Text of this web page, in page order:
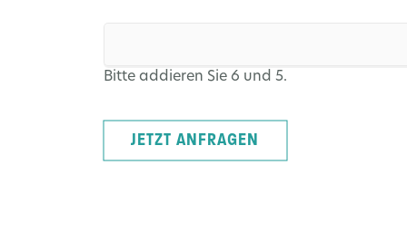
Bitte addieren Sie 6 und 5.
JETZT ANFRAGEN